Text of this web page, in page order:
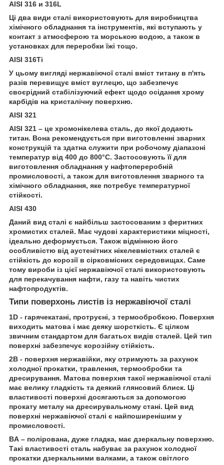
AISI 316 и 316L
Ці два види сталі використовують для виробництва
хімічного обладнання та інструментів, які вступають у
контакт з атмосферою та морською водою, а також в
установках для переробки їжі тощо.
AISI 316Ti
У цьому вигляді нержавіючої сталі вміст титану в п'ять
разів перевищує вміст вуглецю, що забезпечує
своєрідний стабілізуючий ефект щодо осідання хрому
карбідів на кристалічну поверхню.
AISI 321
AISI 321 – це хромонікелева сталь, до якої додають
титан. Вона рекомендується при виготовленні зварних
конструкцій та здатна служити при робочому діапазоні
температур від 400 до 800°С. Застосовують її для
виготовлення обладнання у нафтопереробній
промисловості, а також для виготовлення зварного та
хімічного обладнання, яке потребує температурної
стійкості.
AISI 430
Даний вид сталі є найбільш застосованим з феритних
хромистих сталей. Має чудові характеристики міцності,
ідеально деформується. Також відмінною його
особливістю від аустенітних нікелевмістних сталей є
стійкість до корозії в сірковмісних середовищах. Саме
тому вироби із цієї нержавіючої сталі використовують
для перекачування нафти, газу та навіть чистих
нафтопродуктів.
Типи поверхонь листів із нержавіючої сталі
1D - гарячекатані, протруєні, з термообробкою. Поверхня
виходить матова і має деяку шорсткість. Є цілком
звичним стандартом для багатьох видів сталей. Цей тип
поверхні забезпечує корозійну стійкість.
2В - поверхня нержавійки, яку отримують за рахунок
холодної прокатки, травлення, термообробки та
дресирування. Матова поверхня такої нержавіючої сталі
має велику гладкість та деякий глянсовий блиск. Ці
властивості поверхні досягаються за допомогою
прокату металу на дресирувальному стані. Цей вид
поверхні нержавіючої сталі є найпоширенішим у
промисловості.
BA – полірована, дуже гладка, має дзеркальну поверхню.
Такі властивості сталь набуває за рахунок холодної
прокатки дзеркальними валками, а також світлого